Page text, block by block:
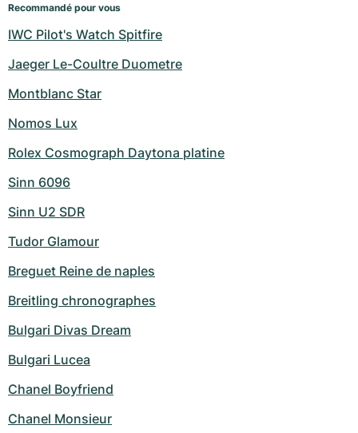
Recommandé pour vous
IWC Pilot's Watch Spitfire
Jaeger Le-Coultre Duometre
Montblanc Star
Nomos Lux
Rolex Cosmograph Daytona platine
Sinn 6096
Sinn U2 SDR
Tudor Glamour
Breguet Reine de naples
Breitling chronographes
Bulgari Divas Dream
Bulgari Lucea
Chanel Boyfriend
Chanel Monsieur